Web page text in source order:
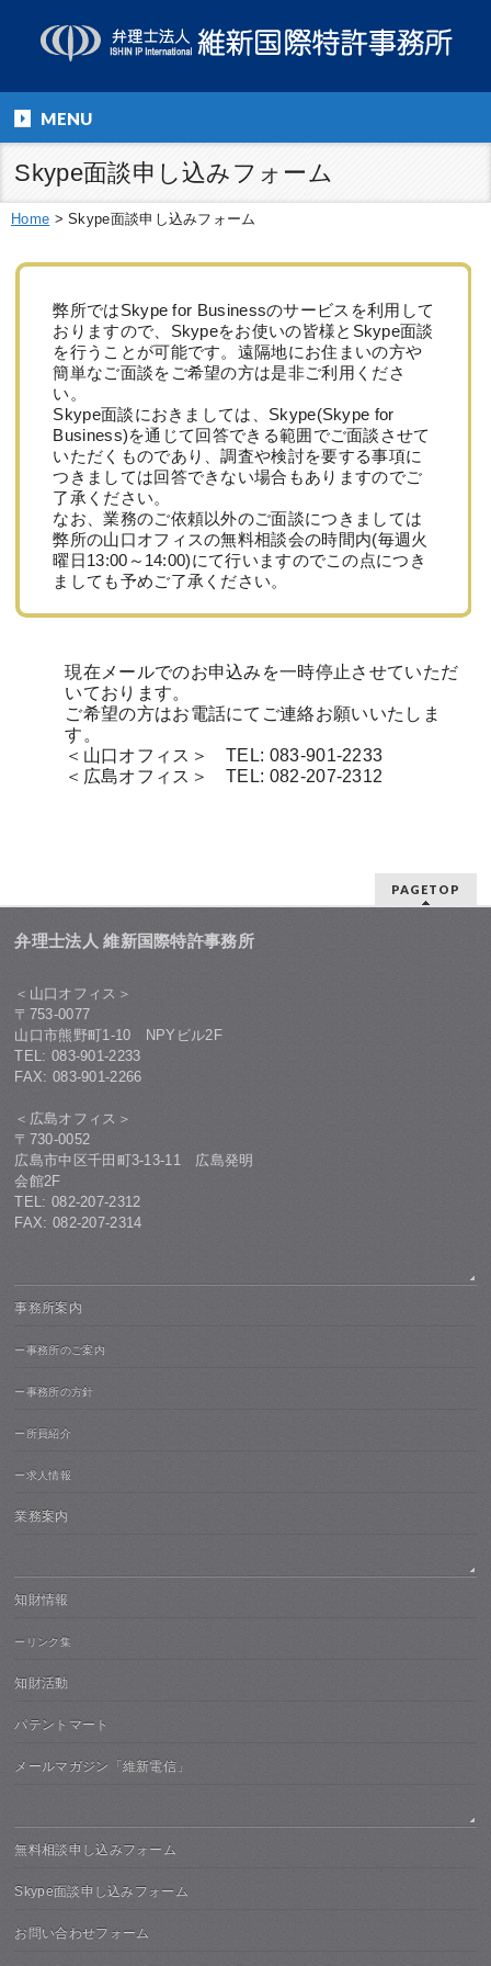
MENU
Skype面談申し込みフォーム
Home >Skype面談申し込みフォーム
弊所ではSkype for Businessのサービスを利用して
おりますので、Skypeをお使いの皆様とSkype面談
を行うことが可能です。遠隔地にお住まいの方や
簡単なご面談をご希望の方は是非ご利用くださ
い。
Skype面談におきましては、Skype(Skype for
Business)を通じて回答できる範囲でご面談させて
いただくものであり、調査や検討を要する事項に
つきましては回答できない場合もありますのでご
了承ください。
なお、業務のご依頼以外のご面談につきましては
弊所の山口オフィスの無料相談会の時間内(毎週火
曜日13:00～14:00)にて行いますのでこの点につき
ましても予めご了承ください。
現在メールでのお申込みを一時停止させていただ
いております。
ご希望の方はお電話にてご連絡お願いいたしま
す。
＜山口オフィス＞ TEL: 083-901-2233
＜広島オフィス＞ TEL: 082-207-2312
PAGETOP
弁理士法人 維新国際特許事務所
＜山口オフィス＞
〒753-0077
山口市熊野町1-10 NPYビル2F
TEL: 083-901-2233
FAX: 083-901-2266
＜広島オフィス＞
〒730-0052
広島市中区千田町3-13-11 広島発明
会館2F
TEL: 082-207-2312
FAX: 082-207-2314
事務所案内
ー事務所のご案内
ー事務所の方針
ー所員紹介
ー求人情報
業務案内
知財情報
ーリンク集
知財活動
パテントマート
メールマガジン「維新電信」
無料相談申し込みフォーム
Skype面談申し込みフォーム
お問い合わせフォーム